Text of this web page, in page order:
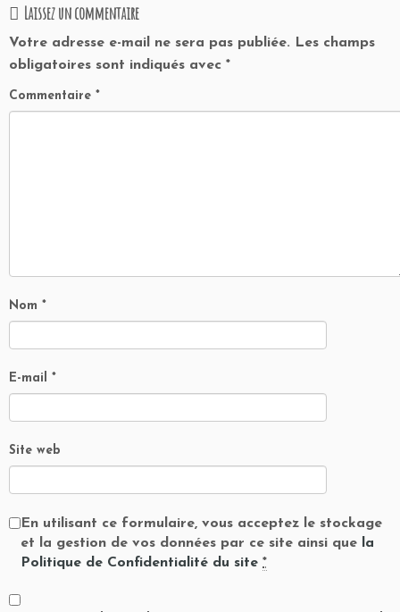
Laissez un commentaire
Votre adresse e-mail ne sera pas publiée.
Les champs
obligatoires sont indiqués avec *
Commentaire *
Nom *
E-mail *
Site web
En utilisant ce formulaire, vous acceptez le stockage
et la gestion de vos données par ce site ainsi que
la
Politique de Confidentialité du site *